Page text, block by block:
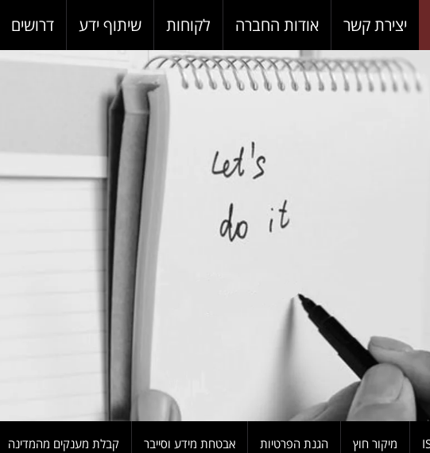
יצירת קשר אודות החברה לקוחות שיתוף ידע דרושים
מיקור חוץ הגנת הפרטיות אבטחת מידע וסייבר קבלת מענקים מהמדינה